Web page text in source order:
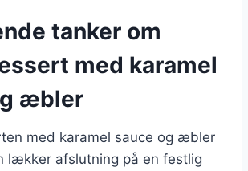
tanker om
med karamel
æbler
med karamel sauce og æbler
lækker afslutning på en festlig